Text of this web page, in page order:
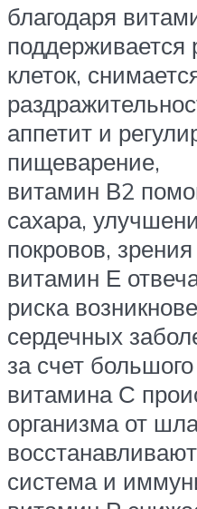
благодаря
поддерживается
клеток,
аппетит и
пищеварение,
витамин В2
сахара,
покровов,
витамин Е
риска
сердечных
за счет
витамина С
организма от
система и